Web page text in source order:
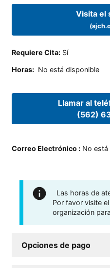
Visita el
Requiere Cita: Sí
Horas: No está disponible
Llamar al
(562)
Correo Electrónico : No
Las horas de
Por favor visite
organización
Opciones de pago